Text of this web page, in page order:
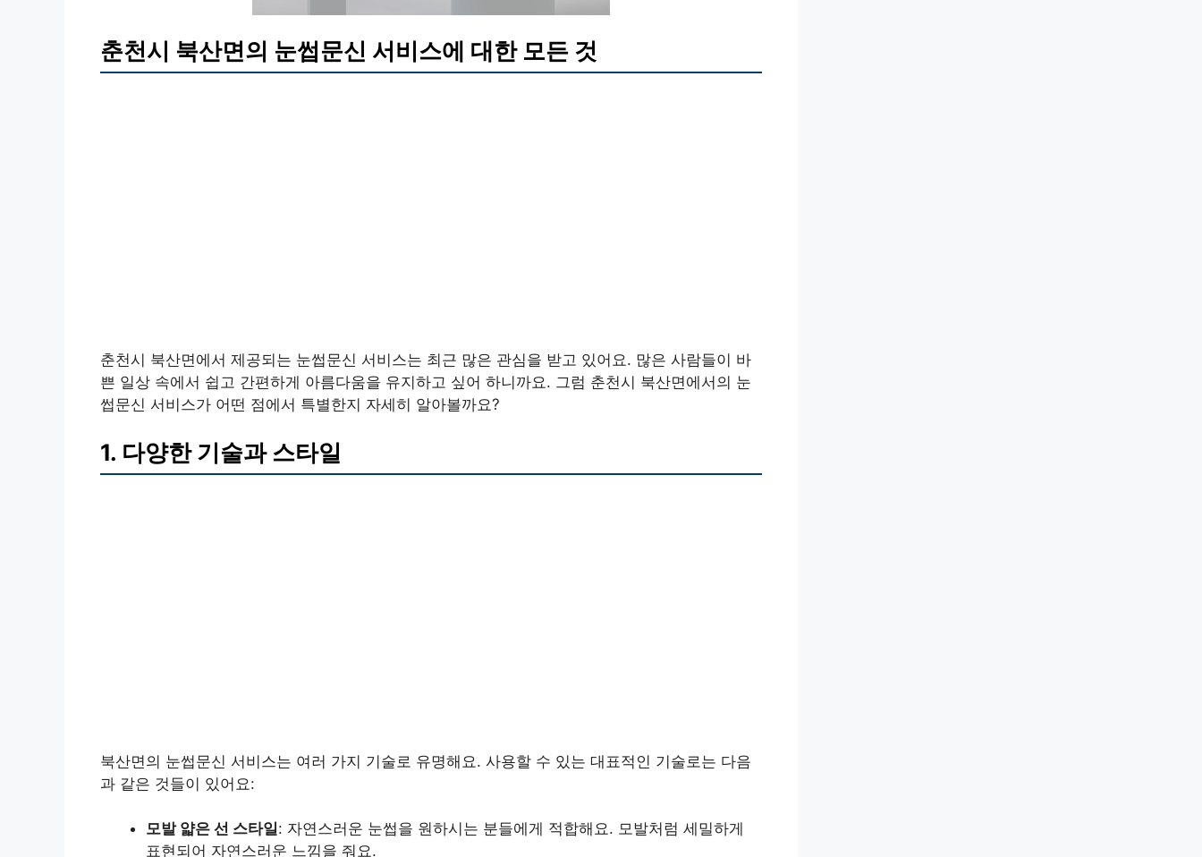
춘천시 북산면의 눈썹문신 서비스에 대한 모든 것
춘천시 북산면에서 제공되는 눈썹문신 서비스는 최근 많은 관심을 받고 있어요. 많은 사람들이 바
쁜 일상 속에서 쉽고 간편하게 아름다움을 유지하고 싶어 하니까요. 그럼 춘천시 북산면에서의 눈
썹문신 서비스가 어떤 점에서 특별한지 자세히 알아볼까요?
1. 다양한 기술과 스타일
북산면의 눈썹문신 서비스는 여러 가지 기술로 유명해요. 사용할 수 있는 대표적인 기술로는 다음
과 같은 것들이 있어요:
모발 얇은 선 스타일: 자연스러운 눈썹을 원하시는 분들에게 적합해요. 모발처럼 세밀하게
표현되어 자연스러운 느낌을 줘요.